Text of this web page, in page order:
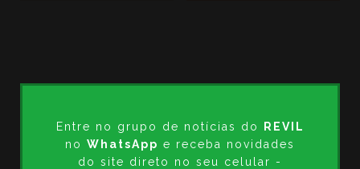
Entre no grupo de notícias do
REVIL
no WhatsApp e receba novidades
do site direto no seu celular -